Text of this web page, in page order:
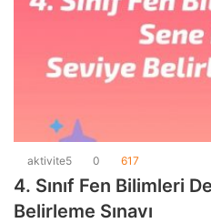
aktivite5 0 617
4. Sınıf Fen Bilimleri
Belirleme Sınavı